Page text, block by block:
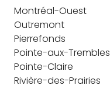
Montréal-Ouest
Outremont
Pierrefonds
Pointe-aux-Trembles
Pointe-Claire
Rivière-des-Prairies